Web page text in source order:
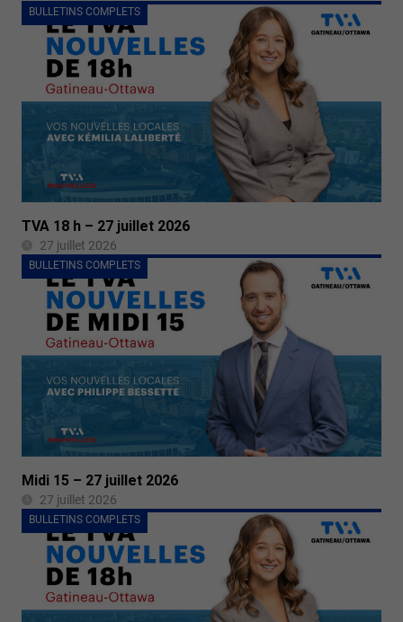
BULLETINS COMPLETS
TVA 18 h – 27 juillet 2026
27 juillet 2026
BULLETINS COMPLETS
Midi 15 – 27 juillet 2026
27 juillet 2026
BULLETINS COMPLETS